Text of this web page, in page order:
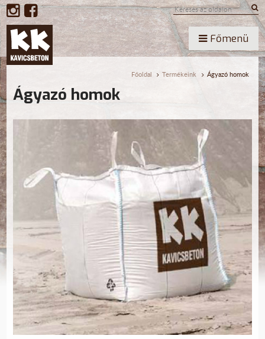
Főmenü
Főoldal Termékeink Ágyazó homok
Ágyazó homok